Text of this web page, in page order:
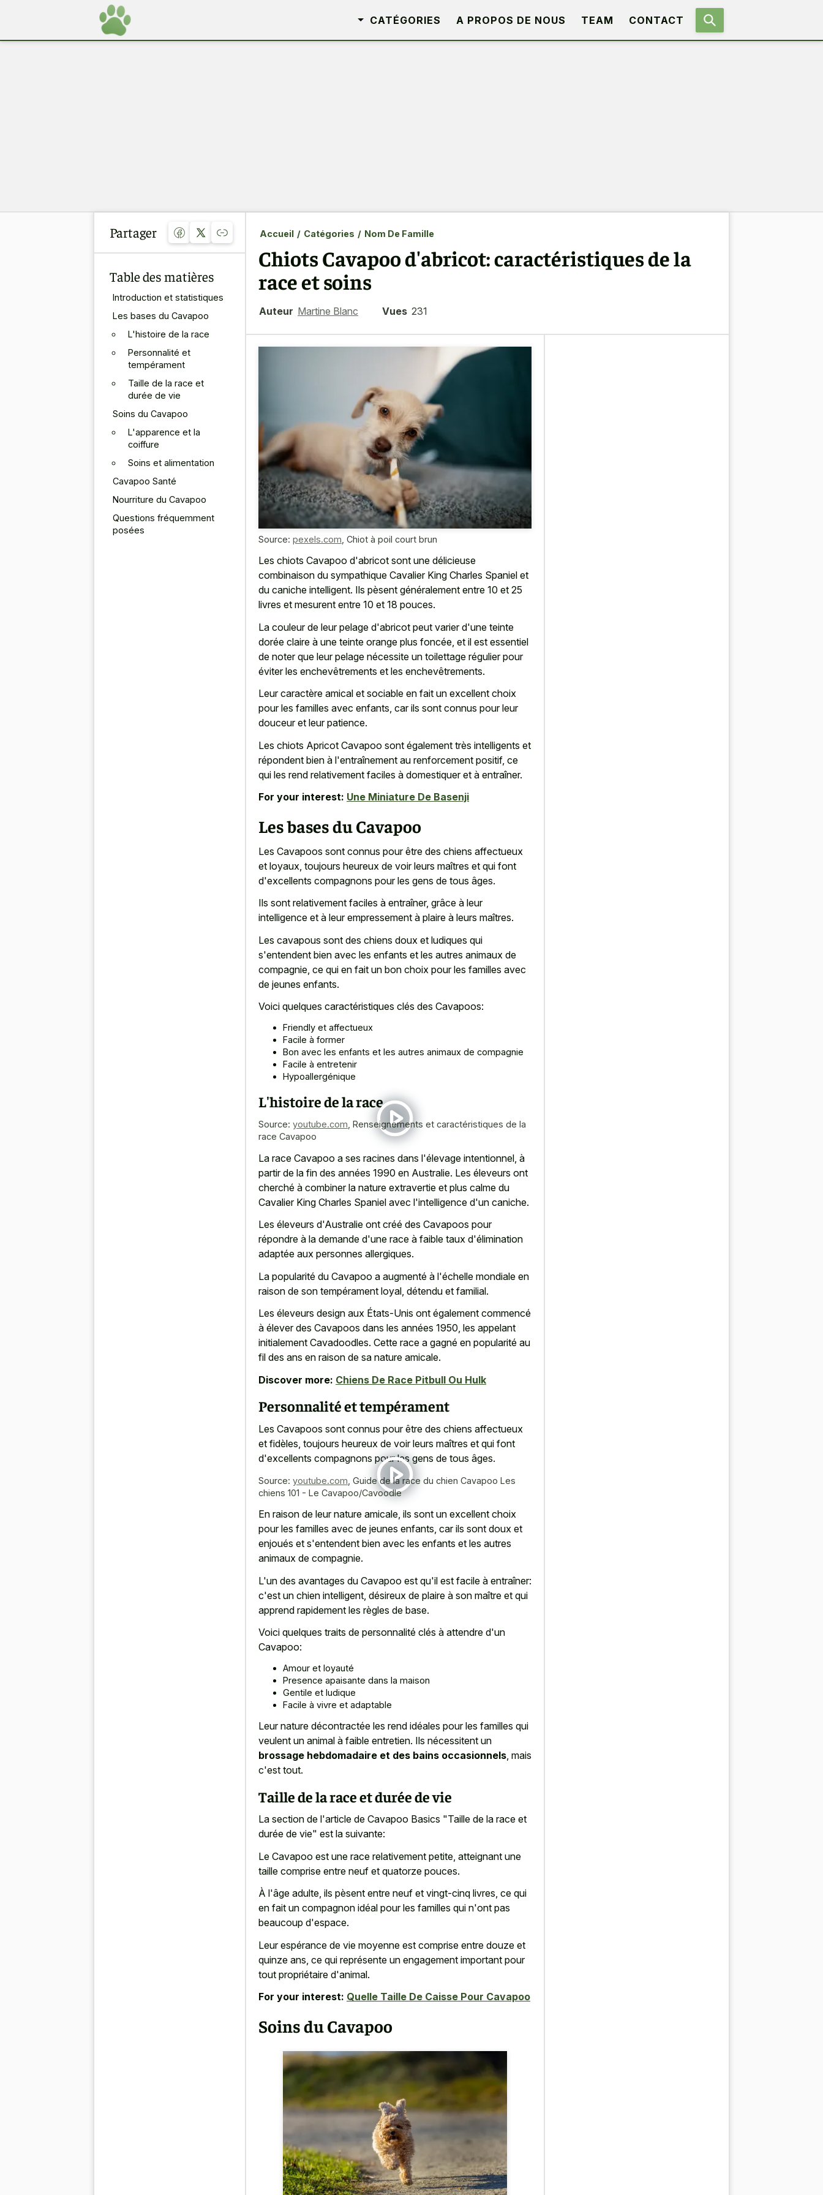
CATÉGORIES A PROPOS DE NOUS TEAM CONTACT
Partager
Table des matières
Introduction et statistiques
Les bases du Cavapoo
L'histoire de la race
Personnalité et
tempérament
Taille de la race et
durée de vie
Soins du Cavapoo
L'apparence et la
coiffure
Soins et alimentation
Cavapoo Santé
Nourriture du Cavapoo
Questions fréquemment
posées
Accueil / Catégories / Nom De Famille
Chiots Cavapoo d'abricot: caractéristiques de la
race et soins
Auteur Martine Blanc Vues 231
Source: pexels.com Chiot à poil court brun
Les chiots Cavapoo d'abricot sont une délicieuse
combinaison du sympathique Cavalier King Charles Spaniel et
du caniche intelligent. Ils pèsent généralement entre 10 et 25
livres et mesurent entre 10 et 18 pouces.
La couleur de leur pelage d'abricot peut varier d'une teinte
dorée claire à une teinte orange plus foncée, et il est essentiel
de noter que leur pelage nécessite un toilettage régulier pour
éviter les enchevêtrements et les enchevêtrements.
Leur caractère amical et sociable en fait un excellent choix
pour les familles avec enfants, car ils sont connus pour leur
douceur et leur patience.
Les chiots Apricot Cavapoo sont également très intelligents et
répondent bien à l'entraînement au renforcement positif, ce
qui les rend relativement faciles à domestiquer et à entraîner.
For your interest: Une Miniature De Basenji
Les bases du Cavapoo
Les Cavapoos sont connus pour être des chiens affectueux
et loyaux, toujours heureux de voir leurs maîtres et qui font
d'excellents compagnons pour les gens de tous âges.
Ils sont relativement faciles à entraîner, grâce à leur
intelligence et à leur empressement à plaire à leurs maîtres.
Les cavapous sont des chiens doux et ludiques qui
s'entendent bien avec les enfants et les autres animaux de
compagnie, ce qui en fait un bon choix pour les familles avec
de jeunes enfants.
Voici quelques caractéristiques clés des Cavapoos:
Friendly et affectueux
Facile à former
Bon avec les enfants et les autres animaux de compagnie
Facile à entretenir
Hypoallergénique
L'histoire de la race
Source: youtube.com Renseignements et caractéristiques de la
race Cavapoo
La race Cavapoo a ses racines dans l'élevage intentionnel, à
partir de la fin des années 1990 en Australie. Les éleveurs ont
cherché à combiner la nature extravertie et plus calme du
Cavalier King Charles Spaniel avec l'intelligence d'un caniche.
Les éleveurs d'Australie ont créé des Cavapoos pour
répondre à la demande d'une race à faible taux d'élimination
adaptée aux personnes allergiques.
La popularité du Cavapoo a augmenté à l'échelle mondiale en
raison de son tempérament loyal, détendu et familial.
Les éleveurs design aux États-Unis ont également commencé
à élever des Cavapoos dans les années 1950, les appelant
initialement Cavadoodles. Cette race a gagné en popularité au
fil des ans en raison de sa nature amicale.
Discover more: Chiens De Race Pitbull Ou Hulk
Personnalité et tempérament
Les Cavapoos sont connus pour être des chiens affectueux
et fidèles, toujours heureux de voir leurs maîtres et qui font
d'excellents compagnons pour les gens de tous âges.
Source: youtube.com Guide de la race du chien Cavapoo Les
chiens 101 - Le Cavapoo/Cavoodle
En raison de leur nature amicale, ils sont un excellent choix
pour les familles avec de jeunes enfants, car ils sont doux et
enjoués et s'entendent bien avec les enfants et les autres
animaux de compagnie.
L'un des avantages du Cavapoo est qu'il est facile à entraîner:
c'est un chien intelligent, désireux de plaire à son maître et qui
apprend rapidement les règles de base.
Voici quelques traits de personnalité clés à attendre d'un
Cavapoo:
Amour et loyauté
Presence apaisante dans la maison
Gentile et ludique
Facile à vivre et adaptable
Leur nature décontractée les rend idéales pour les familles qui
veulent un animal à faible entretien. Ils nécessitent un
brossage hebdomadaire et des bains occasionnels, mais
c'est tout.
Taille de la race et durée de vie
La section de l'article de Cavapoo Basics "Taille de la race et
durée de vie" est la suivante:
Le Cavapoo est une race relativement petite, atteignant une
taille comprise entre neuf et quatorze pouces.
À l'âge adulte, ils pèsent entre neuf et vingt-cinq livres, ce qui
en fait un compagnon idéal pour les familles qui n'ont pas
beaucoup d'espace.
Leur espérance de vie moyenne est comprise entre douze et
quinze ans, ce qui représente un engagement important pour
tout propriétaire d'animal.
For your interest: Quelle Taille De Caisse Pour Cavapoo
Soins du Cavapoo